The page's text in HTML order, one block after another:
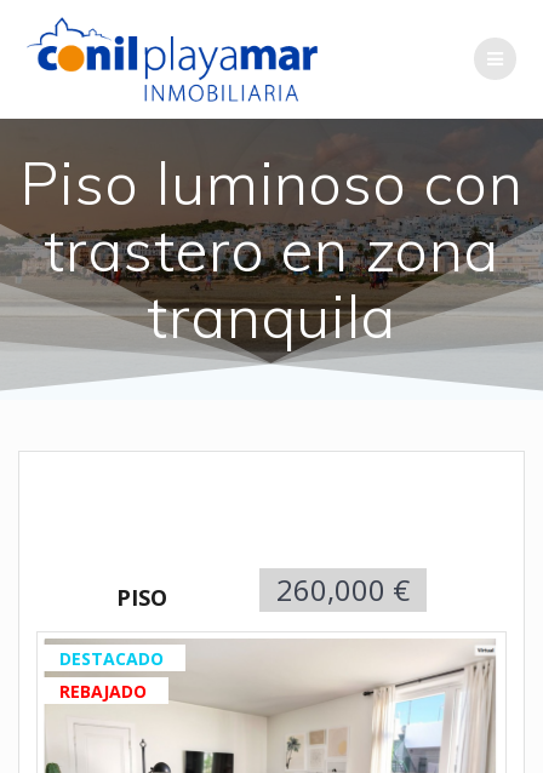
contenido
Piso luminoso con
trastero en zona
tranquila
PISO 260,000 €
DESTACADO
REBAJADO